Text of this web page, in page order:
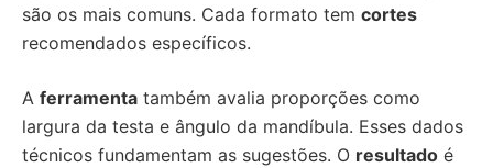
são os mais comuns. Cada formato tem cortes
recomendados específicos.
A ferramenta também avalia proporções como
largura da testa e ângulo da mandíbula. Esses dados
técnicos fundamentam as sugestões. O resultado é